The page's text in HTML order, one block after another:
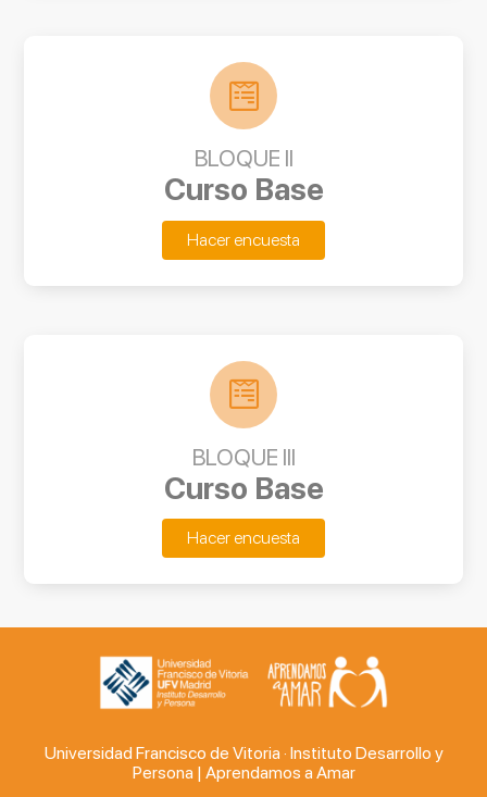
BLOQUE II
Curso Base
Hacer encuesta
BLOQUE III
Curso Base
Hacer encuesta
Universidad Francisco de Vitoria · Instituto Desarrollo y
Persona | Aprendamos a Amar